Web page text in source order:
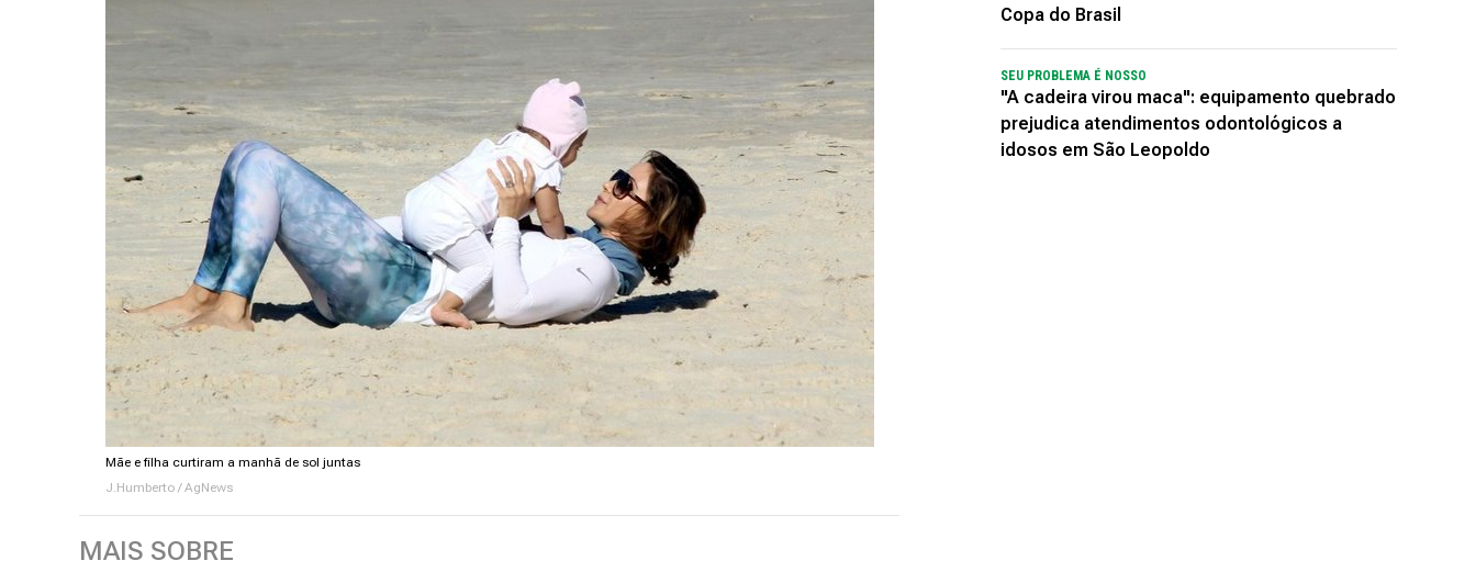
Mãe e filha curtiram a manhã de sol juntas
J.Humberto / AgNews
MAIS SOBRE
Copa do Brasil
SEU PROBLEMA É NOSSO
"A cadeira virou maca": equipamento quebrado
prejudica atendimentos odontológicos a
idosos em São Leopoldo